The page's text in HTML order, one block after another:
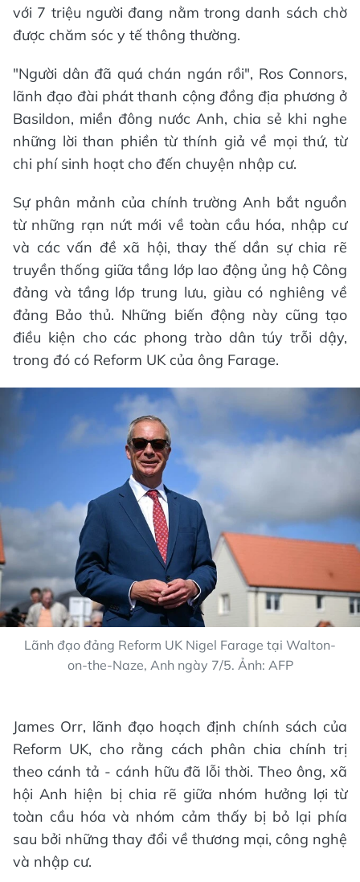
với 7 triệu người đang nằm trong danh sách chờ
được chăm sóc y tế thông thường.
"Người dân đã quá chán ngán rồi", Ros Connors,
lãnh đạo đài phát thanh cộng đồng địa phương ở
Basildon, miền đông nước Anh, chia sẻ khi nghe
những lời than phiền từ thính giả về mọi thứ, từ
chi phí sinh hoạt cho đến chuyện nhập cư.
Sự phân mảnh của chính trường Anh bắt nguồn
từ những rạn nứt mới về toàn cầu hóa, nhập cư
và các vấn đề xã hội, thay thế dần sự chia rẽ
truyền thống giữa tầng lớp lao động ủng hộ Công
đảng và tầng lớp trung lưu, giàu có nghiêng về
đảng Bảo thủ. Những biến động này cũng tạo
điều kiện cho các phong trào dân túy trỗi dậy,
trong đó có Reform UK của ông Farage.
Lãnh đạo đảng Reform UK Nigel Farage tại Walton-
on-the-Naze, Anh ngày 7/5. Ảnh: AFP
James Orr, lãnh đạo hoạch định chính sách của
Reform UK, cho rằng cách phân chia chính trị
theo cánh tả - cánh hữu đã lỗi thời. Theo ông, xã
hội Anh hiện bị chia rẽ giữa nhóm hưởng lợi từ
toàn cầu hóa và nhóm cảm thấy bị bỏ lại phía
sau bởi những thay đổi về thương mại, công nghệ
và nhập cư.